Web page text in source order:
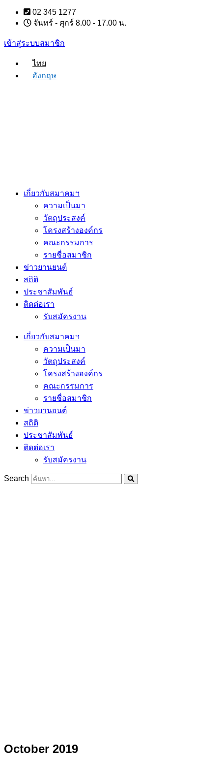
Skip
content
02 345 1277
จันทร์ - ศุกร์ 8.00 - 17.00 น.
เข้าสู่ระบบสมาชิก
ไทย
อังกฤษ
เกี่ยวกับสมาคมฯ
ความเป็นมา
วัตถุประสงค์
โครงสร้างองค์กร
คณะกรรมการ
รายชื่อสมาชิก
ข่าวยานยนต์
สถิติ
ประชาสัมพันธ์
ติดต่อเรา
รับสมัครงาน
เกี่ยวกับสมาคมฯ
ความเป็นมา
วัตถุประสงค์
โครงสร้างองค์กร
คณะกรรมการ
รายชื่อสมาชิก
ข่าวยานยนต์
สถิติ
ประชาสัมพันธ์
ติดต่อเรา
รับสมัครงาน
Search
October 2019